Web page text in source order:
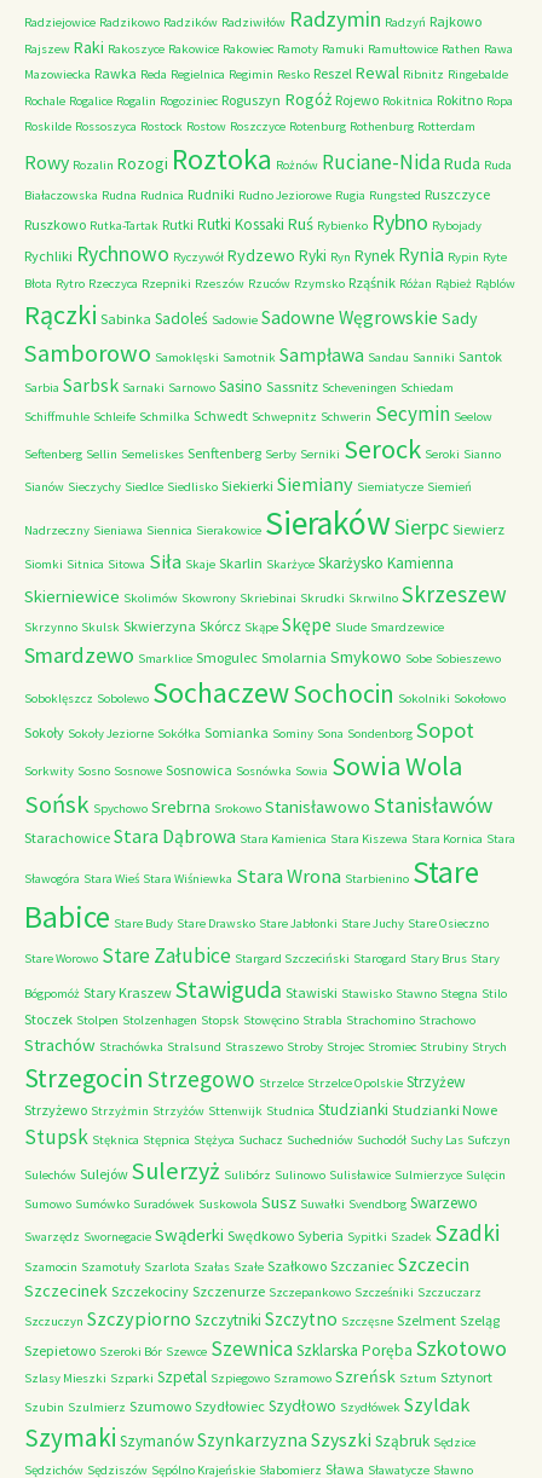
Radziejowice Radzikowo Radzików Radziwiłów Radzymin Radzyń Rajkowo
Rajszew Raki Rakoszyce Rakowice Rakowiec Ramoty Ramuki Ramułtowice Rathen Rawa
Mazowiecka Rawka Reda Regielnica Regimin Resko Reszel Rewal Ribnitz Ringebalde
Rochale Rogalice Rogalin Rogoziniec Roguszyn Rogóż Rojewo Rokitnica Rokitno Ropa
Roskilde Rossoszyca Rostock Rostow Roszczyce Rotenburg Rothenburg Rotterdam
Rowy Rozalin Rozogi Roztoka Rożnów Ruciane-NidaRuda Ruda
Białaczowska Rudna Rudnica Rudniki Rudno Jeziorowe Rugia Rungsted Ruszczyce
Ruszkowo Rutka-Tartak Rutki Rutki Kossaki Ruś Rybienko Rybno Rybojady
Rychliki Rychnowo Ryczywół Rydzewo Ryki Ryn Rynek Rynia Rypin Ryte
Błota Rytro Rzeczyca Rzepniki Rzeszów Rzuców Rzymsko Rząśnik Różan Rąbież Rąblów
Rączki Sabinka Sadoleś Sadowie Sadowne Węgrowskie Sady
Samborowo Samoklęski Samotnik Sampława Sandau Sanniki Santok
Sarbia Sarbsk Sarnaki Sarnowo Sasino Sassnitz Scheveningen Schiedam
Schiffmuhle Schleife Schmilka Schwedt Schwepnitz Schwerin Secymin Seelow
Seftenberg Sellin Semeliskes Senftenberg Serby Serniki Serock Seroki Sianno
Sianów Sieczychy Siedlce Siedlisko Siekierki Siemiany Siemiatycze Siemień
Nadrzeczny Sieniawa Siennica Sierakowice SierakówSierpc Siewierz
Siomki Sitnica Sitowa Siła Skaje Skarlin Skarżyce Skarżysko Kamienna
Skierniewice Skolimów Skowrony Skriebinai Skrudki Skrwilno Skrzeszew
Skrzynno Skulsk Skwierzyna Skórcz Skąpe Skępe Slude Smardzewice
Smardzewo Smarklice Smogulec Smolarnia Smykowo Sobe Sobieszewo
Soboklęszcz Sobolewo SochaczewSochocin Sokolniki Sokołowo
Sokoły Sokoły Jeziorne Sokółka Somianka Sominy Sona Sondenborg Sopot
Sorkwity Sosno Sosnowe Sosnowica Sosnówka Sowia Sowia Wola
Sońsk Spychowo Srebrna Srokowo Stanisławowo Stanisławów
Starachowice Stara Dąbrowa Stara Kamienica Stara Kiszewa Stara Kornica Stara
Sławogóra Stara Wieś Stara Wiśniewka Stara Wrona Starbienino Stare
Babice Stare Budy Stare Drawsko Stare Jabłonki Stare Juchy Stare Osieczno
Stare Worowo Stare Załubice Stargard Szczeciński Starogard Stary Brus Stary
Bógpomóż Stary Kraszew Stawiguda Stawiski Stawisko Stawno Stegna Stilo
Stoczek Stolpen Stolzenhagen Stopsk Stowęcino Strabla Strachomino Strachowo
Strachów Strachówka Stralsund Straszewo Stroby Strojec Stromiec Strubiny Strych
Strzegocin Strzegowo Strzelce Strzelce Opolskie Strzyżew
Strzyżewo Strzyżmin Strzyżów Sttenwijk Studnica Studzianki Studzianki Nowe
Stupsk Stęknica Stępnica Stężyca Suchacz Suchedniów Suchodół Suchy Las Sufczyn
Sulechów Sulejów Sulerzyż Sulibórz Sulinowo Sulisławice Sulmierzyce Sulęcin
Sumowo Sumówko Suradówek Suskowola Susz Suwałki Svendborg Swarzewo
Swarzędz Swornegacie Swąderki Swędkowo Syberia Sypitki Szadek Szadki
Szamocin Szamotuły Szarlota Szałas Szałe Szałkowo Szczaniec Szczecin
Szczecinek Szczekociny Szczenurze Szczepankowo Szcześniki Szczuczarz
Szczuczyn Szczypiorno Szczytniki Szczytno Szczęsne Szelment Szeląg
Szepietowo Szeroki Bór Szewce SzewnicaSzklarska Poręba Szkotowo
Szlasy Mieszki Szparki Szpetal Szpiegowo Szramowo Szreńsk Sztum Sztynort
Szubin Szulmierz Szumowo Szydłowiec Szydłowo Szydłówek Szyldak
Szymaki SzymanówSzynkarzyzna Szyszki Sząbruk Sędzice
Sędzichów Sędziszów Sępólno Krajeńskie Słabomierz Sława Sławatycze Sławno